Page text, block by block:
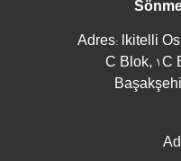
Adres: lkitelli
C Blok,